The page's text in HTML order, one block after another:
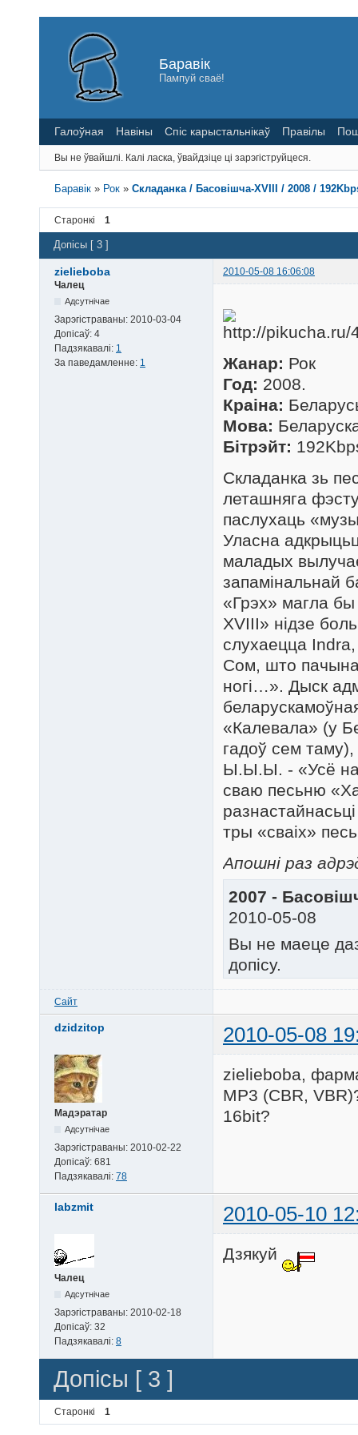
Баравік
Пампуй сваё!
Галоўная Навіны Спіс карыстальнікаў Правілы
Вы не ўвайшлі. Калі ласка, ўвайдзіце ці зарэгіструйцеся.
Баравік » Рок »Складанка / Басовішча-XVIII / 2008 /
Старонкі 1
Допісы [ 3 ]
zielieboba
2010-05-08 16:06:08
Чалец
Адсутнічае
Зарэгістраваны: 2010-03-04
Допісаў: 4
Падзякавалі: 1
За паведамленне: 1 Жанар: Рок
Год: 2008.
Краіна:
Мова:
Бітрэйт:
Складанка зь
леташняга
паслухаць
Уласна
маладых
запамінальнай
«Грэх» магла бы
XVIII» нідзе
слухаецца
Сом, што
ногі…». Дыск
«Калевала» (у
гадоў сем
Ы.Ы.Ы. - «Усё
сваю песьню
тры «сваіх»
Апошні раз
2007 -
2010-05-08
Вы не маеце
допісу.
Сайт
dzidzitop 2010-05-08
Мадэратар
Адсутнічае
Зарэгістраваны: 2010-02-22
Допісаў: 681
Падзякавалі: 78
zielieboba,
MP3 (CBR,
16bit?
labzmit 2010-05-10
Чалец
Адсутнічае
Зарэгістраваны: 2010-02-18
Допісаў: 32
Падзякавалі: 8
Дзякуй
Допісы [ 3 ]
Старонкі 1